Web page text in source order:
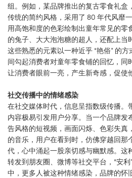
组。例如，某品牌推出的复古零食礼盒
传统的简约风格，采用了 80 年代风靡
用高饱和度的色彩绘制出童年常见的零
的兔子、大大泡泡糖的超人，还配上当
这些熟悉的元素以一种近乎 “艳俗” 的
间勾起消费者对童年零食铺的回忆，同
让消费者眼前一亮，产生新奇感，促使
社交传播中的情绪感染
在社交媒体时代，信息呈指数级传播。
内容极易引发用户分享。当一个品牌
告风格的短视频，画面闪烁、色彩失真
的音乐，用户在看到时，仿佛穿越回那
代，心中涌起一股亲切感与幽默感。这
转发到朋友圈、微博等社交平台，“安
中，更多人被这种情绪感染，品牌的怀